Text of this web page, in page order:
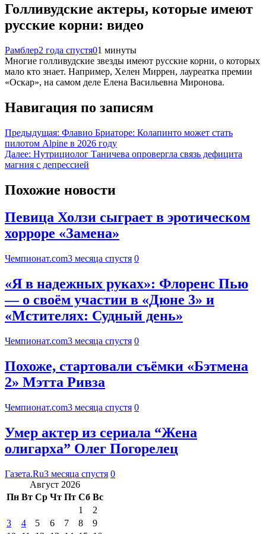
Голливудские актеры, которые имеют
русские корни: видео
Рамблер2 года спустя01 минуты
Многие голливудские звезды имеют русские корни, о которых
мало кто знает. Например, Хелен Миррен, лауреатка премии
«Оскар», на самом деле Елена Васильевна Миронова.
Навигация по записям
Предыдущая: Флавио Бриаторе: Колапинто может стать
пилотом Alpine в 2026 году
Далее: Нутрициолог Таничева опровергла связь дефицита
магния с депрессией
Похожие новости
Певица Холзи сыграет в эротическом
хорроре «Замена»
Чемпионат.com3 месяца спустя 0
«Я в надежных руках»: Флоренс Пью
— о своём участии в «Дюне 3» и
«Мстителях: Судный день»
Чемпионат.com3 месяца спустя 0
Похоже, стартовали съёмки «Бэтмена
2» Мэтта Ривза
Чемпионат.com3 месяца спустя 0
Умер актер из сериала “Жена
олигарха” Олег Погорелец
Газета.Ru3 месяца спустя 0
Август 2026
Пн Вт Ср Чт Пт Сб Вс
1
2
3
4 5 6 7 8
9